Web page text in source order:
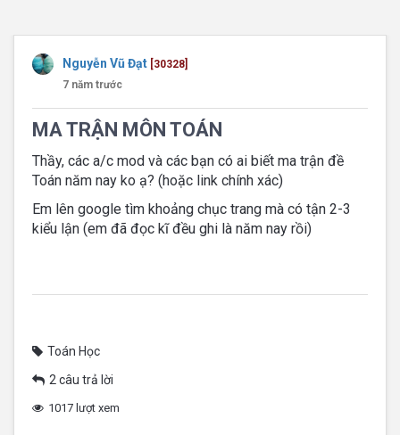
Nguyễn Vũ Đạt [30328]
7 năm trước
MA TRẬN MÔN TOÁN
Thầy, các a/c mod và các bạn có ai biết ma trận đề
Toán năm nay ko ạ? (hoặc link chính xác)
Em lên google tìm khoảng chục trang mà có tận 2-3
kiểu lận (em đã đọc kĩ đều ghi là năm nay rồi)
Toán Học
2 câu trả lời
1017 lượt xem